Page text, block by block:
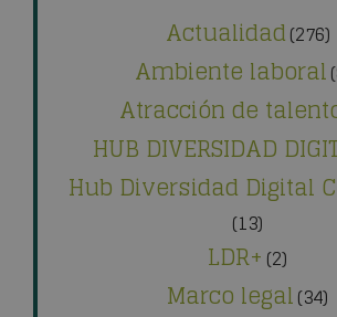
Actualidad(276)
Ambiente laboral
Atracción de
HUB DIVERSIDAD
Hub Diversidad Digital
(13)
LDR+ (2)
Marco legal(34)